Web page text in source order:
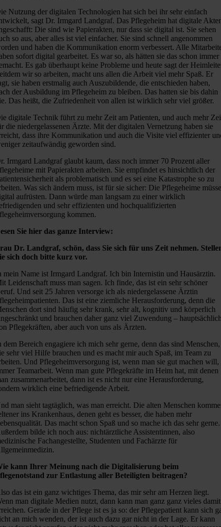
Nutzung der digitalen Technologien hat sich bei ihr sehr einfach
sagt Dr. Irmgard Landgraf. Das Pflegeheim hat digitale
Die sind wie Papierakten, nur dass sie digital ist. Sie sehen
so aus, aber alles ist viel einfacher. Sie sind schnell angenommen
und haben die Kommunikation enorm verbessert. Alle
sofort digital gearbeitet. Es war so, als hätten sie das schon immer
Es gab überhaupt keine Probleme und heute sagt der
wir so arbeiten, macht uns allen die Arbeit viel mehr Spaß. Er
sie haben erstmalig auch Auszubildende, die entschieden haben,
der Ausbildung im Pflegeheim zu bleiben. Das hatten sie bis dahin
Das heißt, die Zufriedenheit von allen ist wirklich sehr viel größer.
digitale Technik führt zu mehr Zeit am Patienten, und auch mehr
die niedergelassenen Ärzte. Mit der digitalen Vernetzung haben sie
dass ihre Kommunikation und auch die Visite viel effizienter
zeitaufwändig geworden sind.
Irmgard Landgraf glaubt kaum, dass noch immer 70 Prozent aller
mit Papierakten arbeiten. Sie empfindet es hinsichtlich der
als problematisch und es sei eine Katastrophe so zu
Was sich ändern muss, ist für sie sicher: Die Pflegeheime
aufrüsten. Dann würde man langsam zu einer wirklich
und sehr effizienten und hochqualifizierten
kommen.
Sie hier das ganze Interview:
Dr. Landgraf, schön, dass Sie sich für uns Zeit nehmen.
sich doch bitte kurz vor.
mein Name ist Irmgard Landgraf. Ich bin Internistin und Hausärztin.
Leidenschaft muss man sagen. Ich finde, das ist ein sehr schöner
Und seit 25 Jahren versorge ich als niedergelassene Ärztin
Das ist eine ziemliche Herausforderung, denn die
dort sind häufig sehr krank, sehr alt, kognitiv und körperlich
und brauchen daher ganz viel Zuwendung –
Pflegekräften, aber auch von uns als Ärzten.
dem Bereich engagiere ich mich sehr gerne, denn das sind Menschen,
sehr viel Hilfe brauchen und es macht mir auch Spaß, im Team zu
Und Pflegeheimversorgung ist, wenn man sie gut machen will,
Teamarbeit. Wenn man gute Pflegekräfte im Heim hat, mit denen
zusammenarbeitet, dann ist es nicht nur eine Herausforderung,
wirklich eine befriedigende Arbeit.
man sieht tagtäglich, was man erreicht. Die alten Menschen
ins Krankenhaus, denen geht es besser, die haben mehr
Das macht schon Spaß und so mache ich das sehr gerne.
bilde ich noch aus: nichtärztliche Assistentinnen, also
Fachangestellte, Studenten und Fachärzte für
kann Ihrer Meinung nach die Digitalisierung beim
zur Entlastung aller Beteiligten beitragen?
das ist ein ganz wichtiges Thema, das mir sehr am Herzen liegt.
man digitale Medien nutzt, dann kann man ganz ganz vieles damit
Gerade in der Pflege ist es ja so: der Pflegepatient kann sich
an mich wenden, der ist auch dazu gar nicht in der Lage. Er kann